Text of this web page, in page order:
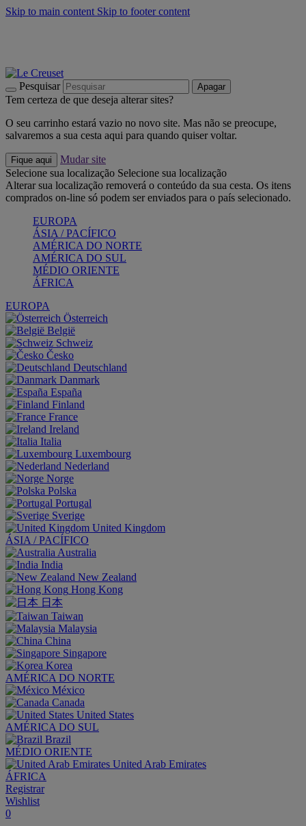
Skip to main content Skip to footer content
Pesquisar Apagar
Tem certeza de que deseja alterar sites?
O seu carrinho estará vazio no novo site. Mas não se preocupe,
salvaremos a sua cesta aqui para quando quiser voltar.
Fique aqui
Mudar site
Selecione sua localização Selecione sua localização
Alterar sua localização removerá o conteúdo da sua cesta. Os itens
comprados on-line só podem ser enviados para o país selecionado.
EUROPA
ÁSIA / PACÍFICO
AMÉRICA DO NORTE
AMÉRICA DO SUL
MÉDIO ORIENTE
ÁFRICA
EUROPA
Österreich
België
Schweiz
Česko
Deutschland
Danmark
España
Finland
France
Ireland
Italia
Luxembourg
Nederland
Norge
Polska
Portugal
Sverige
United Kingdom
ÁSIA / PACÍFICO
Australia
India
New Zealand
Hong Kong
日本
Taiwan
Malaysia
China
Singapore
Korea
AMÉRICA DO NORTE
México
Canada
United States
AMÉRICA DO SUL
Brazil
MÉDIO ORIENTE
United Arab Emirates
ÁFRICA
Registrar
Wishlist
0